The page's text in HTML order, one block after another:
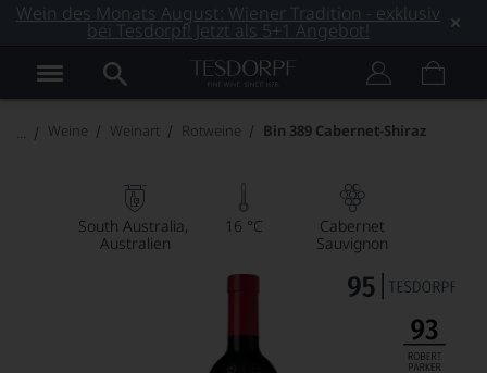
Wein des Monats August: Wiener Tradition - exklusiv
bei Tesdorpf! Jetzt als 5+1 Angebot!
Weine Weinart Rotweine Bin 389 Cabernet-Shiraz
South Australia
Australien
16 °C
Cabernet
Sauvignon